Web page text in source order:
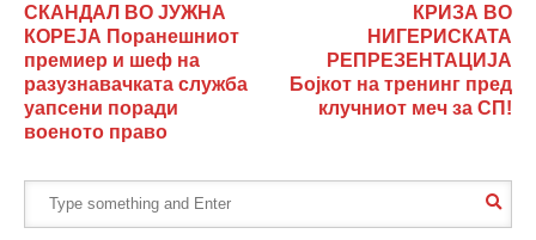
СКАНДАЛ ВО ЈУЖНА
КОРЕЈА Поранешниот
премиер и шеф на
разузнавачката служба
уапсени поради
военото право
КРИЗА ВО
НИГЕРИСКАТА
РЕПРЕЗЕНТАЦИЈА
Бојкот на тренинг пред
клучниот меч за СП!